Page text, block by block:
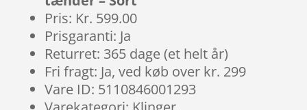
Pris: Kr. 599.00
Prisgaranti: Ja
Returret: 365 dage (et helt år)
Fri fragt: Ja, ved køb over kr. 299
Vare ID: 5110846001293